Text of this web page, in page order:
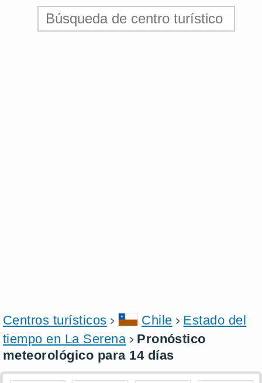
Centros turísticos Chile
Estado del
tiempo en La Serena
Pronóstico
meteorológico para 14 días